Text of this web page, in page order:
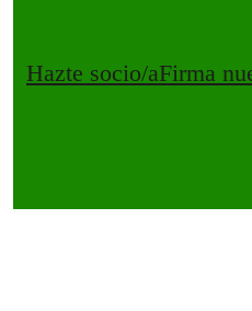
Hazte socio/aFirma